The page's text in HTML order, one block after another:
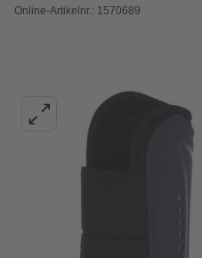
Online-Artikelnr.: 1570689